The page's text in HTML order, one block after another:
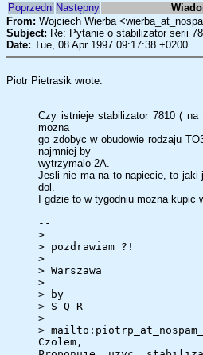
Poprzedni Następny
From: Wojciech Wierba
Subject: Re: Pytanie o stabilizator serii
Date: Tue, 08 Apr 1997 09:17:38 +0200
Piotr Pietrasik wrote:
Czy istnieje stabilizator 7810 (
mozna
go zdobyc w obudowie rodzaju
najmniej by
wytrzymalo 2A.
Jesli nie ma na to napiecie, to jaki
dol.
I gdzie to w tygodniu mozna kupic
--
>
> pozdrawiam ?!
>
> Warszawa
>
> by
> S Q R
>
>
Czolem,